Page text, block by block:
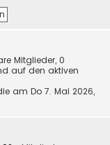
Mitglieder, 0
auf den aktiven
am Do 7. Mai 2026,